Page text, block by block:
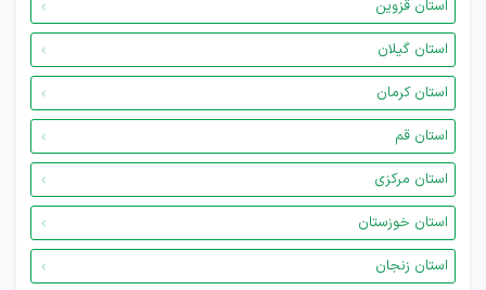
استان قزوین
استان گیلان
استان کرمان
استان قم
استان مرکزی
استان خوزستان
استان زنجان